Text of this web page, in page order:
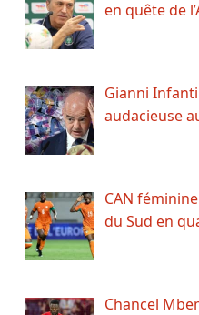
en quête de
Gianni
audacieuse
CAN
du Sud en
Chancel